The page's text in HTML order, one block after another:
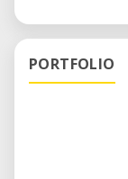
PORTFOLIO